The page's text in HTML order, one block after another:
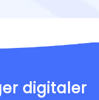
digitaler